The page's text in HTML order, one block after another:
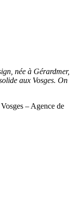
née à Gérardmer,
aux Vosges. On
– Agence de